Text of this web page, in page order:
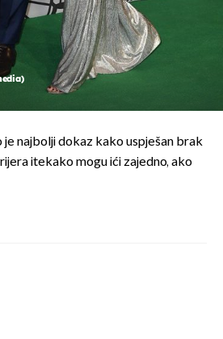
je najbolji dokaz kako uspješan brak
itekako mogu ići zajedno, ako